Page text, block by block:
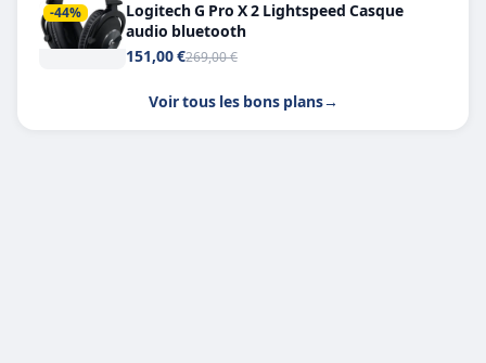
-44%
Logitech G Pro X 2 Lightspeed Casque
audio bluetooth
151,00 €269,00 €
Voir tous les bons plans→